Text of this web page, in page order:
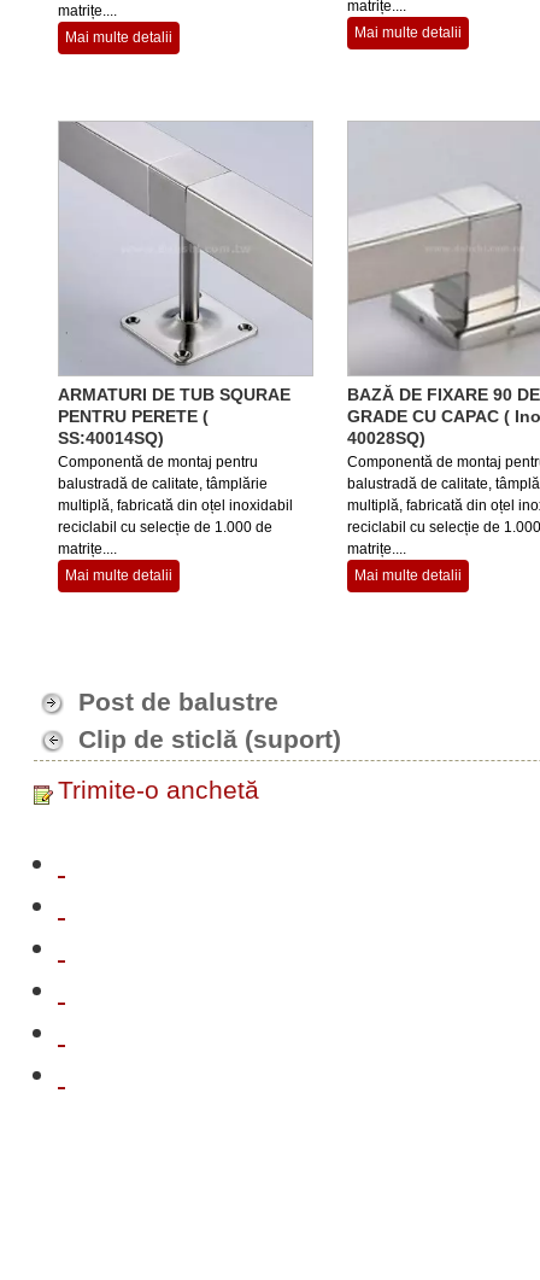
matrițe....
Mai multe detalii
matrițe....
Mai multe detalii
ARMATURI DE TUB SQURAE
PENTRU PERETE (
SS:40014SQ)
Componentă de montaj pentru
balustradă de calitate, tâmplărie
multiplă, fabricată din oțel inoxidabil
reciclabil cu selecție de 1.000 de
matrițe....
Mai multe detalii
BAZĂ DE FIXARE 90 DE
GRADE CU CAPAC (
40028SQ)
Componentă de montaj
balustradă de calitate,
multiplă, fabricată din oțel
reciclabil cu selecție de
matrițe....
Mai multe detalii
Post de balustre
Clip de sticlă (suport)
Trimite-o anchetă